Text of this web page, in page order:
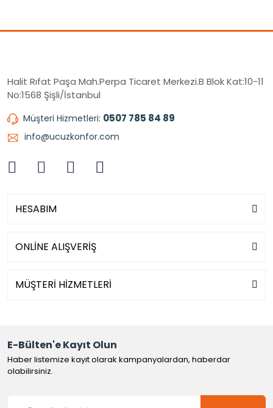
Halit Rıfat Paşa Mah.Perpa Ticaret Merkezi.B Blok Kat:10-11
No:1568 Şişli/İstanbul
Müşteri Hizmetleri: 0507 785 84 89
info@ucuzkonfor.com
HESABIM
ONLİNE ALIŞVERİŞ
MÜŞTERİ HİZMETLERİ
E-Bülten'e Kayıt Olun
Haber listemize kayıt olarak kampanyalardan, haberdar
olabilirsiniz.